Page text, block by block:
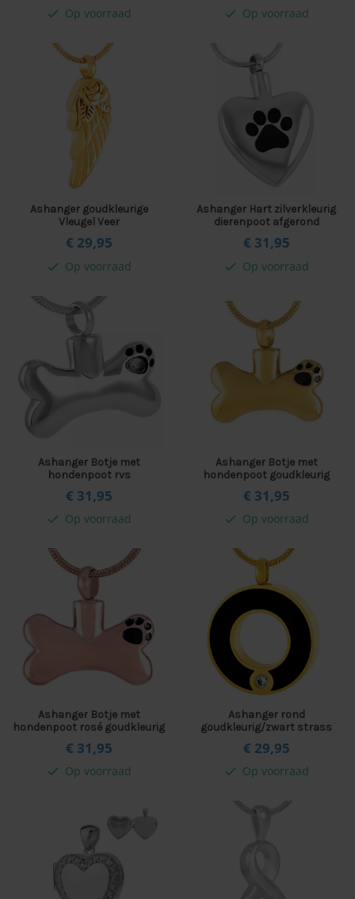
check Op voorraad check Op voorraad
Ashanger goudkleurige
Vleugel Veer
€ 29,95
check Op voorraad
Ashanger Hart zilverkleurig
dierenpoot afgerond
€ 31,95
check Op voorraad
Ashanger Botje met
hondenpoot rvs
€ 31,95
check Op voorraad
Ashanger Botje met
hondenpoot goudkleurig
€ 31,95
check Op voorraad
Ashanger Botje met
hondenpoot rosé goudkleurig
€ 31,95
check Op voorraad
Ashanger rond
goudkleurig/zwart strass
€ 29,95
check Op voorraad